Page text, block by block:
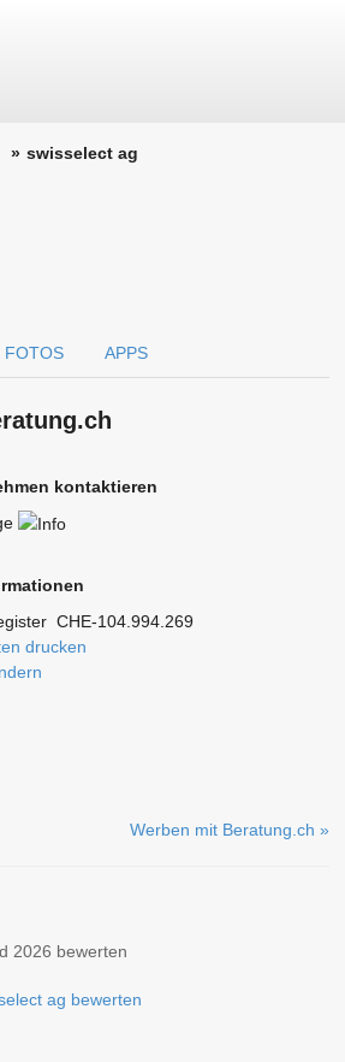
swisselect ag
FOTOS APPS
kontaktieren
CHE-104.994.269
drucken
Werben mit Beratung.ch »
2026 bewerten
ag bewerten